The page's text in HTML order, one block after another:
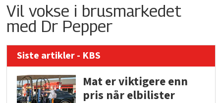
Vil vokse i brusmarkedet
med Dr Pepper
Siste artikler - KBS
Mat er viktigere enn
pris når elbilister